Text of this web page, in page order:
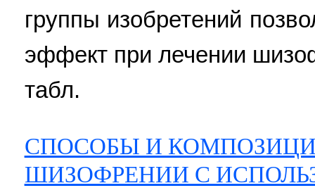
группы изобретений
эффект при лечении
табл.
СПОСОБЫ И
ШИЗОФРЕНИИ С